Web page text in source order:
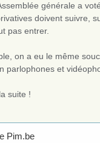
générale a
doivent suivre,
pas entrer.
on a eu le même
parlophones et
suite !
Pim.be